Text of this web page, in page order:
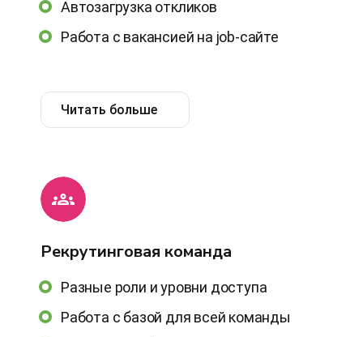
Автозагрузка откликов
Работа с вакансией на job-сайте
Читать больше
Рекрутинговая команда
Разные роли и уровни доступа
Работа с базой для всей команды